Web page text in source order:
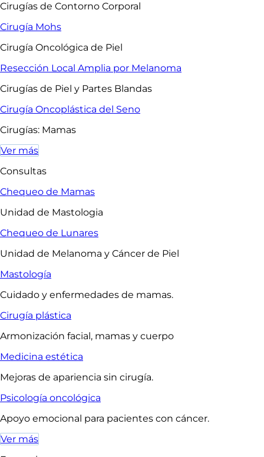
Cirugías de Contorno Corporal
Cirugía Mohs
Cirugía Oncológica de Piel
Resección Local Amplia por Melanoma
Cirugías de Piel y Partes Blandas
Cirugía Oncoplástica del Seno
Cirugías: Mamas
Ver más
Consultas
Chequeo de Mamas
Unidad de Mastologia
Chequeo de Lunares
Unidad de Melanoma y Cáncer de Piel
Mastología
Cuidado y enfermedades de mamas.
Cirugía plástica
Armonización facial, mamas y cuerpo
Medicina estética
Mejoras de apariencia sin cirugía.
Psicología oncológica
Apoyo emocional para pacientes con cáncer.
Ver más